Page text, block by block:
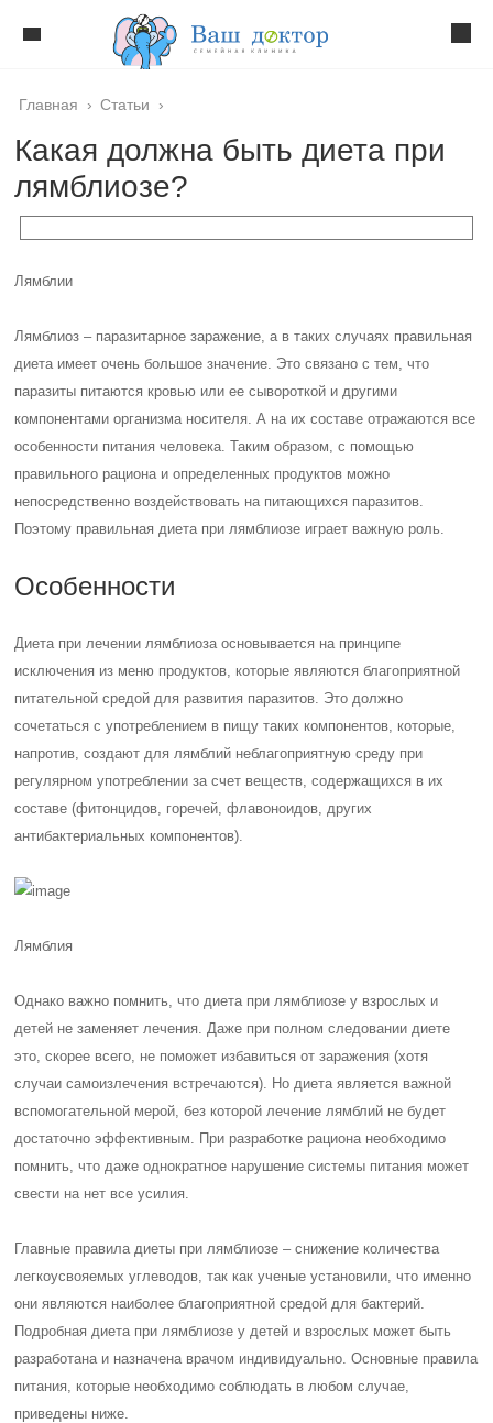
Главная › Статьи ›
Какая должна быть диета при
лямблиозе?
Лямблии
Лямблиоз – паразитарное заражение, а в таких случаях правильная
диета имеет очень большое значение. Это связано с тем, что
паразиты питаются кровью или ее сывороткой и другими
компонентами организма носителя. А на их составе отражаются все
особенности питания человека. Таким образом, с помощью
правильного рациона и определенных продуктов можно
непосредственно воздействовать на питающихся паразитов.
Поэтому правильная диета при лямблиозе играет важную роль.
Особенности
Диета при лечении лямблиоза основывается на принципе
исключения из меню продуктов, которые являются благоприятной
питательной средой для развития паразитов. Это должно
сочетаться с употреблением в пищу таких компонентов, которые,
напротив, создают для лямблий неблагоприятную среду при
регулярном употреблении за счет веществ, содержащихся в их
составе (фитонцидов, горечей, флавоноидов, других
антибактериальных компонентов).
Лямблия
Однако важно помнить, что диета при лямблиозе у взрослых и
детей не заменяет лечения. Даже при полном следовании диете
это, скорее всего, не поможет избавиться от заражения (хотя
случаи самоизлечения встречаются). Но диета является важной
вспомогательной мерой, без которой лечение лямблий не будет
достаточно эффективным. При разработке рациона необходимо
помнить, что даже однократное нарушение системы питания может
свести на нет все усилия.
Главные правила диеты при лямблиозе – снижение количества
легкоусвояемых углеводов, так как ученые установили, что именно
они являются наиболее благоприятной средой для бактерий.
Подробная диета при лямблиозе у детей и взрослых может быть
разработана и назначена врачом индивидуально. Основные правила
питания, которые необходимо соблюдать в любом случае,
приведены ниже.